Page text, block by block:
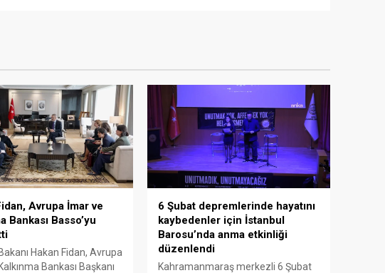
Avrupa İmar ve
Bankası Basso’yu
Hakan Fidan, Avrupa
Bankası Başkanı
6 Şubat depremlerinde hayatını
kaybedenler için İstanbul
Barosu’nda anma etkinliği
düzenlendi
Kahramanmaraş merkezli 6 Şubat